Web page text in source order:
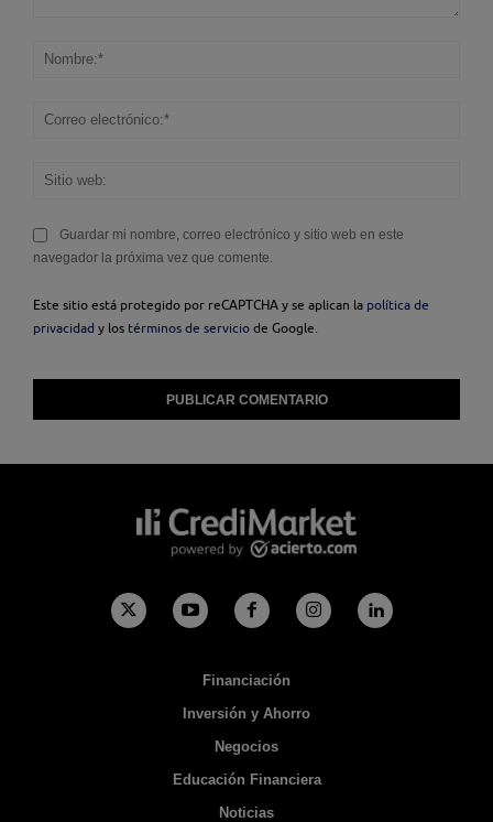
Guardar mi nombre, correo electrónico y sitio web en este
navegador la próxima vez que comente.
Este sitio está protegido por reCAPTCHA y se aplican la política de
privacidad y los términos de servicio de Google.
Financiación
Inversión y Ahorro
Negocios
Educación Financiera
Noticias